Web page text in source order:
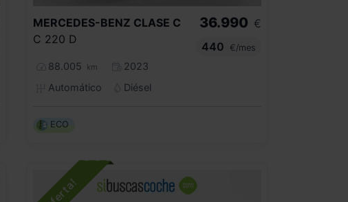
MERCEDES-BENZ CLASE C
C 220 D
88.005 km
2023
Automático
Diésel
36.990 €
440
€/mes
ECO